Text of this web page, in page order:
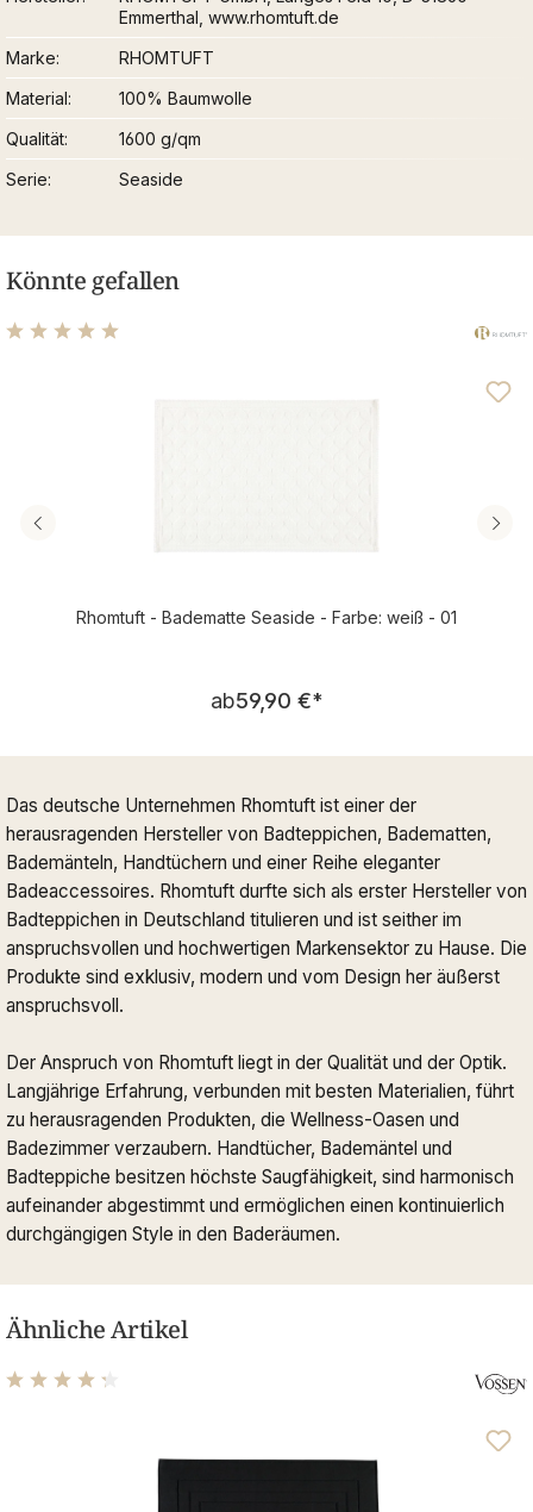
Emmerthal, www.rhomtuft.de
Marke
RHOMTUFT
Material
100% Baumwolle
Qualität
1600 g/qm
Serie
Seaside
Könnte gefallen
Rhomtuft - Badematte Seaside - Farbe: weiß - 01
Regulärer Preis:
ab59,90 €*
Das deutsche Unternehmen Rhomtuft ist einer der
herausragenden Hersteller von Badteppichen, Badematten,
Bademänteln, Handtüchern und einer Reihe eleganter
Badeaccessoires. Rhomtuft durfte sich als erster Hersteller von
Badteppichen in Deutschland titulieren und ist seither im
anspruchsvollen und hochwertigen Markensektor zu Hause. Die
Produkte sind exklusiv, modern und vom Design her äußerst
anspruchsvoll.
Der Anspruch von Rhomtuft liegt in der Qualität und der Optik.
Langjährige Erfahrung, verbunden mit besten Materialien, führt
zu herausragenden Produkten, die Wellness-Oasen und
Badezimmer verzaubern. Handtücher, Bademäntel und
Badteppiche besitzen höchste Saugfähigkeit, sind harmonisch
aufeinander abgestimmt und ermöglichen einen kontinuierlich
durchgängigen Style in den Baderäumen.
Ähnliche Artikel